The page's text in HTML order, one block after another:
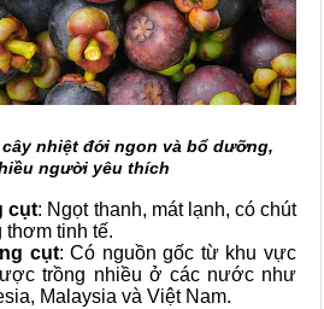
nhiệt đới ngon và bổ dưỡng,
người yêu thích
cụt: Ngọt thanh, mát lạnh, có chút
tinh tế.
cụt: Có nguồn gốc từ khu vực
trồng nhiều ở các nước như
Malaysia và Việt Nam.